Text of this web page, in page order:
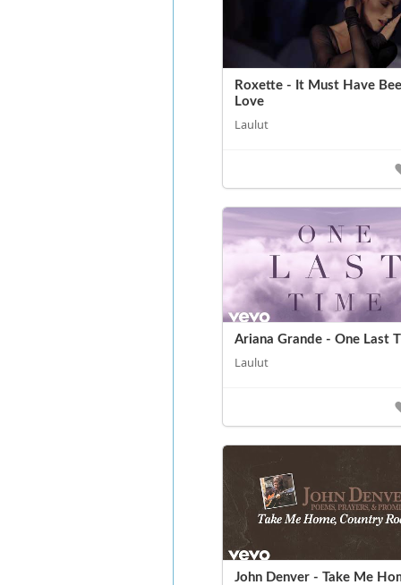
Roxette - It Must Have
Love
Laulut
Ariana Grande - One Last
Laulut
John Denver - Take Me